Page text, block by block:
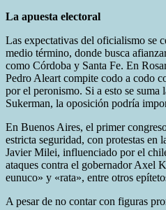
La apuesta electoral
Las expectativas del oficialismo se
medio término, donde busca
como Córdoba y Santa Fe. En
Pedro Aleart compite codo a codo
por el peronismo. Si a esto se suma
Sukerman, la oposición podría
En Buenos Aires, el primer
estricta seguridad, con protestas en
Javier Milei, influenciado por el
ataques contra el gobernador Axel
eunuco» y «rata», entre otros
A pesar de no contar con figuras